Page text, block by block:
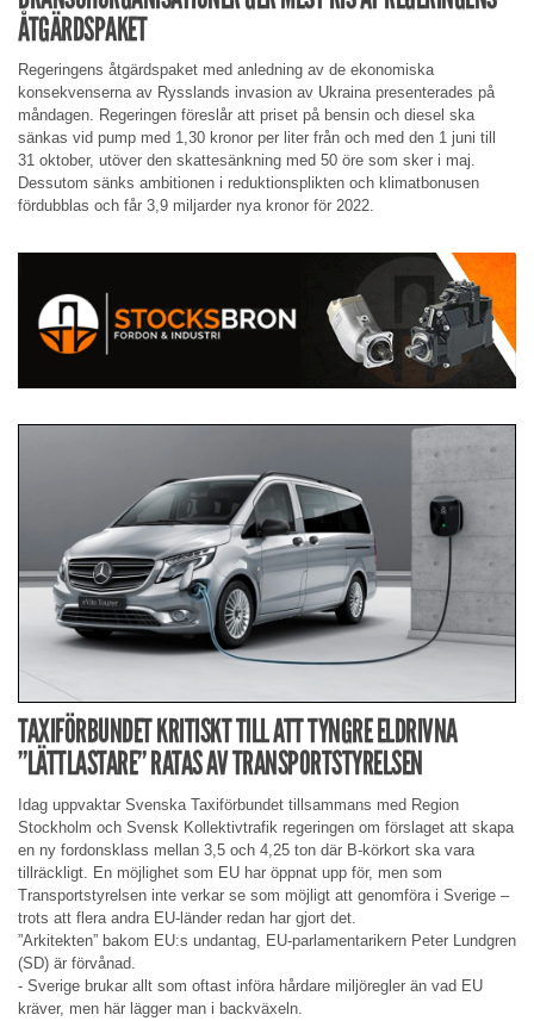
ÅTGÄRDSPAKET
Regeringens åtgärdspaket med anledning av de ekonomiska
konsekvenserna av Rysslands invasion av Ukraina presenterades på
måndagen. Regeringen föreslår att priset på bensin och diesel ska
sänkas vid pump med 1,30 kronor per liter från och med den 1 juni till
31 oktober, utöver den skattesänkning med 50 öre som sker i maj.
Dessutom sänks ambitionen i reduktionsplikten och klimatbonusen
fördubblas och får 3,9 miljarder nya kronor för 2022.
TAXIFÖRBUNDET KRITISKT TILL ATT TYNGRE ELDRIVNA
”LÄTTLASTARE” RATAS AV TRANSPORTSTYRELSEN
Idag uppvaktar Svenska Taxiförbundet tillsammans med Region
Stockholm och Svensk Kollektivtrafik regeringen om förslaget att skapa
en ny fordonsklass mellan 3,5 och 4,25 ton där B-körkort ska vara
tillräckligt. En möjlighet som EU har öppnat upp för, men som
Transportstyrelsen inte verkar se som möjligt att genomföra i Sverige –
trots att flera andra EU-länder redan har gjort det.
”Arkitekten” bakom EU:s undantag, EU-parlamentarikern Peter Lundgren
(SD) är förvånad.
- Sverige brukar allt som oftast införa hårdare miljöregler än vad EU
kräver, men här lägger man i backväxeln.